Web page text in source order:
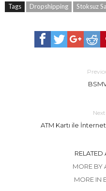
Tags Dropshipping Stoksuz
ATM Kartı ile
RELATED
MORE BY
MORE IN